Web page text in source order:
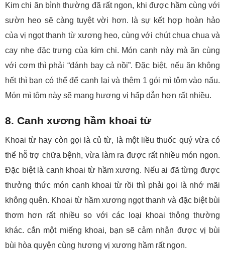
Kim chi ăn bình thường đã rất ngon, khi được hầm cùng với
sườn heo sẽ càng tuyệt vời hơn. là sự kết hợp hoàn hảo
của vị ngọt thanh từ xương heo, cùng với chút chua chua và
cay nhẹ đặc trưng của kim chi. Món canh này mà ăn cùng
với cơm thì phải “đánh bay cả nồi”. Đặc biệt, nếu ăn không
hết thì bạn có thể để canh lại và thêm 1 gói mì tôm vào nấu.
Món mì tôm này sẽ mang hương vị hấp dẫn hơn rất nhiều.
8. Canh xương hầm khoai từ
Khoai từ hay còn gọi là củ từ, là một liều thuốc quý vừa có
thể hỗ trợ chữa bệnh, vừa làm ra được rất nhiều món ngon.
Đặc biệt là canh khoai từ hầm xương. Nếu ai đã từng được
thưởng thức món canh khoai từ rồi thì phải gọi là nhớ mãi
không quên. Khoai từ hầm xương ngọt thanh và đặc biệt bùi
thơm hơn rất nhiều so với các loại khoai thông thường
khác. cắn một miếng khoai, bạn sẽ cảm nhận được vị bùi
bùi hòa quyện cùng hương vị xương hầm rất ngon.